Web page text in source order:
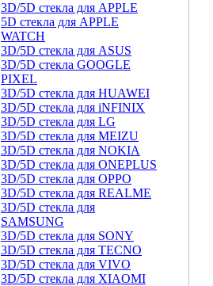
3D/5D стекла для APPLE
5D стекла для APPLE
WATCH
3D/5D стекла для ASUS
3D/5D стекла GOOGLE
PIXEL
3D/5D стекла для HUAWEI
3D/5D стекла для iNFINIX
3D/5D стекла для LG
3D/5D стекла для MEIZU
3D/5D стекла для NOKIA
3D/5D стекла для ONEPLUS
3D/5D стекла для OPPO
3D/5D стекла для REALME
3D/5D стекла для
SAMSUNG
3D/5D стекла для SONY
3D/5D стекла для TECNO
3D/5D стекла для VIVO
3D/5D стекла для XIAOMI